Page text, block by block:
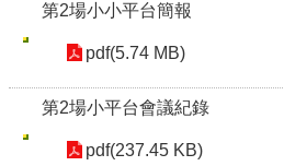
第2場小小平台簡報
pdf(5.74 MB)
第2場小平台會議紀錄
pdf(237.45 KB)